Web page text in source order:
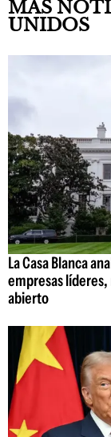
MÁS
UNIDOS
La Casa Blanca
empresas
abierto